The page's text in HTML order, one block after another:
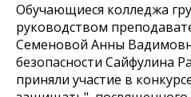
Обучающиеся колледжа
руководством
Семеновой Анны
безопасности Сайфулина
приняли участие в